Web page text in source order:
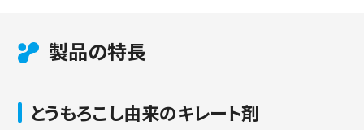
製品の特長
とうもろこし由来のキレート剤